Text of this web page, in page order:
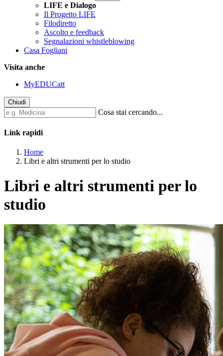
LIFE e Dialogo
Il Progetto LIFE
Filodiretto
Ascolto e feedback
Segnalazioni whistleblowing
Casa Fogliani
Visita anche
MyEDUCatt
Chiudi
Cosa stai cercando...
Link rapidi
Home
Libri e altri strumenti per lo studio
Libri e altri strumenti per lo
studio